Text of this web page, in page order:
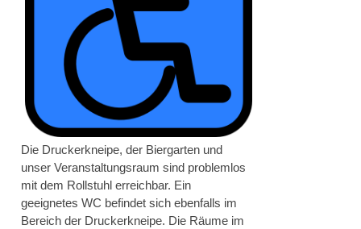
Die Druckerkneipe, der Biergarten und
unser Veranstaltungsraum sind problemlos
mit dem Rollstuhl erreichbar. Ein
geeignetes WC befindet sich ebenfalls im
Bereich der Druckerkneipe. Die Räume im